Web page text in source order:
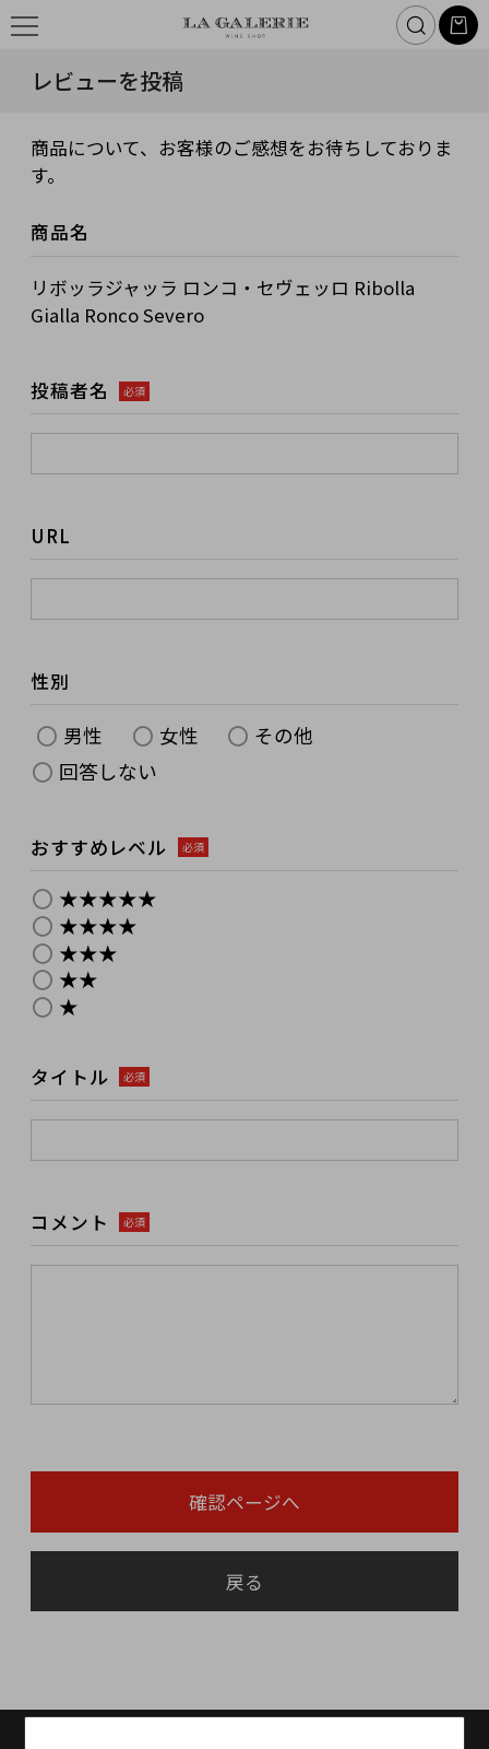
レビューを投稿
商品について、お客様のご感想をお待ちしておりま
す。
商品名
リボッラジャッラ ロンコ・セヴェッロ Ribolla
Gialla Ronco Severo
投稿者名 必須
URL
性別
男性 女性
その他
回答しない
おすすめレベル 必須
★★★★★
★★★★
★★★
★★
★
タイトル 必須
コメント 必須
確認ページへ
戻る